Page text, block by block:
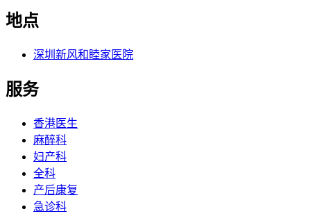
地点
深圳新风和睦家医院
服务
香港医生
麻醉科
妇产科
全科
产后康复
急诊科